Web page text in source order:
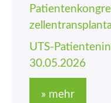
UTS-
30.05.2026
» mehr